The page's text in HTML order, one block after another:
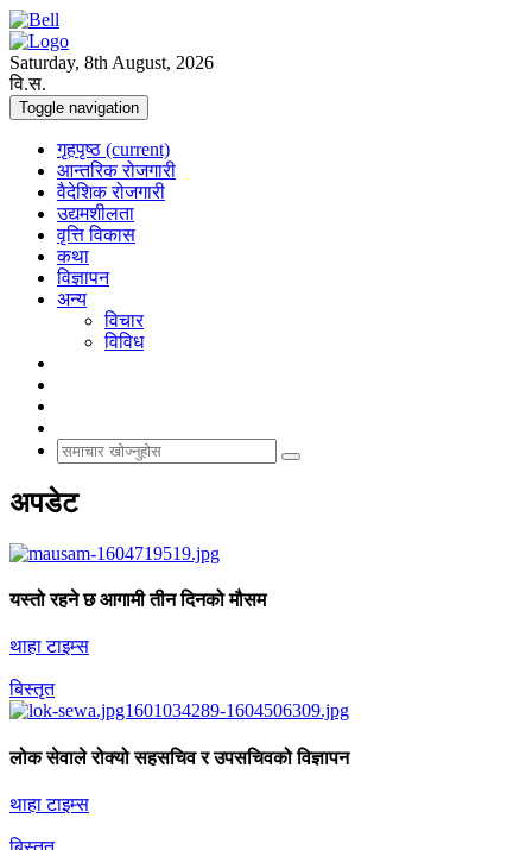
Saturday, 8th August, 2026
वि.स.
Toggle navigation
गृहपृष्ठ (current)
आन्तरिक रोजगारी
वैदेशिक रोजगारी
उद्यमशीलता
वृत्ति विकास
कथा
विज्ञापन
अन्य
विचार
विविध
अपडेट
यस्तो रहने छ आगामी तीन दिनको मौसम
थाहा टाइम्स
बिस्तृत
लोक सेवाले रोक्यो सहसचिव र उपसचिवको विज्ञापन
थाहा टाइम्स